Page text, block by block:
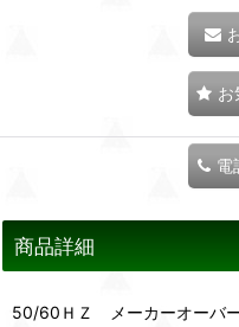
お
電
商品詳細
50/60ＨＺ メーカーオーバ